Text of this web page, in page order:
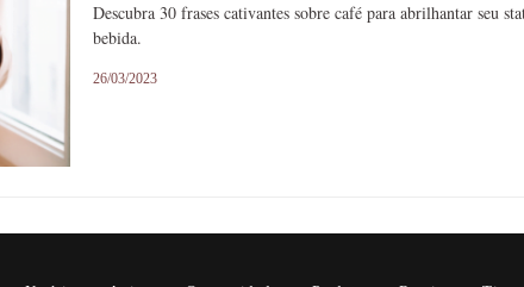
Descubra 30 frases cativantes sobre café para abrilhantar seu
bebida.
26/03/2023